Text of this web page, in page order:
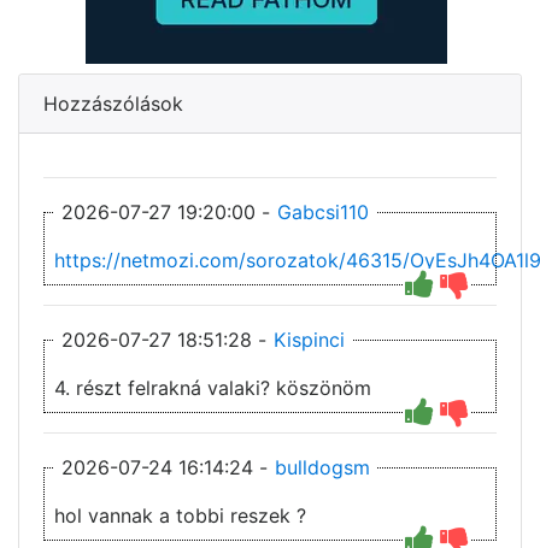
Hozzászólások
2026-07-27 19:20:00 - Gabcsi110
https://netmozi.com/sorozatok/46315/
2026-07-27 18:51:28 - Kispinci
4. részt felrakná valaki? köszönöm
2026-07-24 16:14:24 - bulldogsm
hol vannak a tobbi reszek ?